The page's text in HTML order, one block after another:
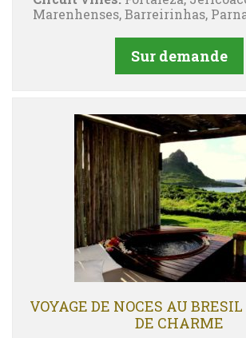
Marenhenses, Barreirinhas,
Sur demande
VOYAGE DE NOCES AU
DE CHARME